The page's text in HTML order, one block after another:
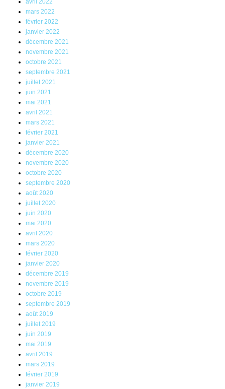
avril 2022
mars 2022
février 2022
janvier 2022
décembre 2021
novembre 2021
octobre 2021
septembre 2021
juillet 2021
juin 2021
mai 2021
avril 2021
mars 2021
février 2021
janvier 2021
décembre 2020
novembre 2020
octobre 2020
septembre 2020
août 2020
juillet 2020
juin 2020
mai 2020
avril 2020
mars 2020
février 2020
janvier 2020
décembre 2019
novembre 2019
octobre 2019
septembre 2019
août 2019
juillet 2019
juin 2019
mai 2019
avril 2019
mars 2019
février 2019
janvier 2019